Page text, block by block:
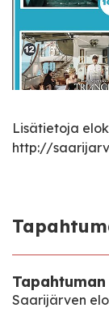
Lisätietoja
http://
Saarijärven